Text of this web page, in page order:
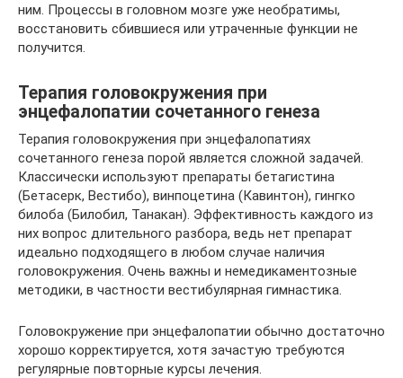
ним. Процессы в головном мозге уже необратимы,
восстановить сбившиеся или утраченные функции не
получится.
Терапия головокружения при
энцефалопатии сочетанного генеза
Терапия головокружения при энцефалопатиях
сочетанного генеза порой является сложной задачей.
Классически используют препараты бетагистина
(Бетасерк, Вестибо), винпоцетина (Кавинтон), гингко
билоба (Билобил, Танакан). Эффективность каждого из
них вопрос длительного разбора, ведь нет препарат
идеально подходящего в любом случае наличия
головокружения. Очень важны и немедикаментозные
методики, в частности вестибулярная гимнастика.
Головокружение при энцефалопатии обычно достаточно
хорошо корректируется, хотя зачастую требуются
регулярные повторные курсы лечения.